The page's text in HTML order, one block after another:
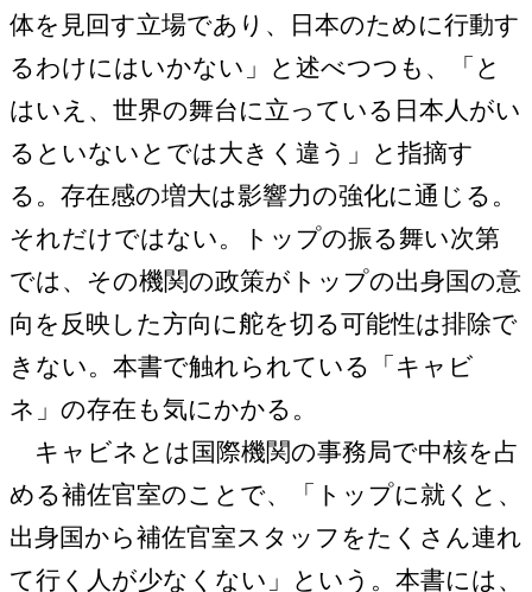
体を見回す立場であり、日本のために行動す
るわけにはいかない」と述べつつも、「と
はいえ、世界の舞台に立っている日本人がい
るといないとでは大きく違う」と指摘す
る。存在感の増大は影響力の強化に通じる。
それだけではない。トップの振る舞い次第
では、その機関の政策がトップの出身国の意
向を反映した方向に舵を切る可能性は排除で
きない。本書で触れられている「キャビ
ネ」の存在も気にかかる。
キャビネとは国際機関の事務局で中核を占
める補佐官室のことで、「トップに就くと、
出身国から補佐官室スタッフをたくさん連れ
て行く人が少なくない」という。本書には、